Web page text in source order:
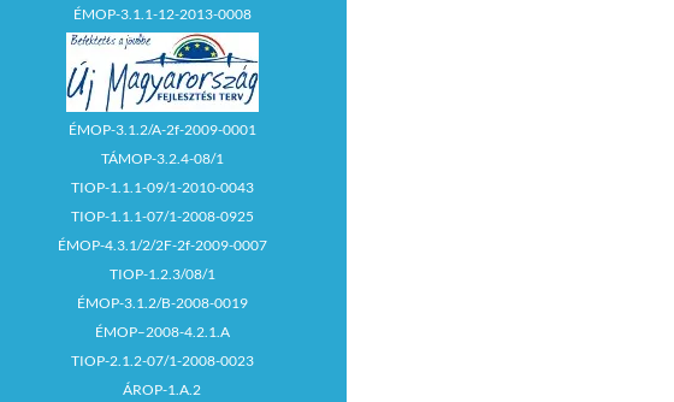
ÉMOP-3.1.1-12-2013-0008
ÉMOP-3.1.2/A-2f-2009-0001
TÁMOP-3.2.4-08/1
TIOP-1.1.1-09/1-2010-0043
TIOP-1.1.1-07/1-2008-0925
ÉMOP-4.3.1/2/2F-2f-2009-0007
TIOP-1.2.3/08/1
ÉMOP-3.1.2/B-2008-0019
ÉMOP–2008-4.2.1.A
TIOP-2.1.2-07/1-2008-0023
ÁROP-1.A.2